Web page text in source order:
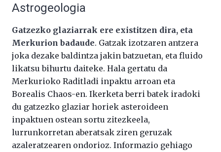
Astrogeologia
Gatzezko glaziarrak ere existitzen dira, eta
Merkurion badaude. Gatzak izotzaren antzera
joka dezake baldintza jakin batzuetan, eta fluido
likatsu bihurtu daiteke. Hala gertatu da
Merkurioko Raditladi inpaktu arroan eta
Borealis Chaos-en. Ikerketa berri batek iradoki
du gatzezko glaziar horiek asteroideen
inpaktuen ostean sortu zitezkeela,
lurrunkorretan aberatsak ziren geruzak
azaleratzearen ondorioz. Informazio gehiago